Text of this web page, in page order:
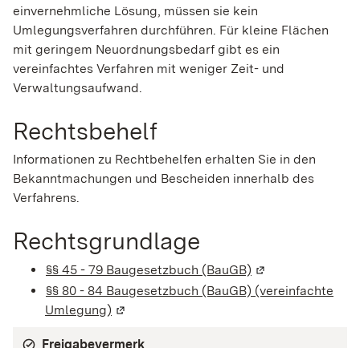
einvernehmliche Lösung, müssen sie kein
Umlegungsverfahren durchführen. Für kleine Flächen
mit geringem Neuordnungsbedarf gibt es ein
vereinfachtes Verfahren mit weniger Zeit- und
Verwaltungsaufwand.
Rechtsbehelf
Informationen zu Rechtbehelfen erhalten Sie in den
Bekanntmachungen und Bescheiden innerhalb des
Verfahrens.
Rechtsgrundlage
§§ 45 - 79 Baugesetzbuch (BauGB) (Wird in einem
§§ 80 - 84 Baugesetzbuch (BauGB) (vereinfachte
Umlegung) (Wird in einem neuen Fenster geöffnet)
Freigabevermerk